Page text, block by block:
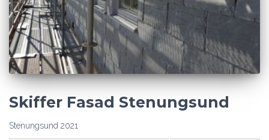
Skiffer Fasad Stenungsund
Stenungsund 2021